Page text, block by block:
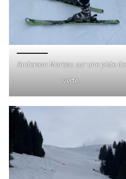
Anderson Moreau sur une piste de
verte.